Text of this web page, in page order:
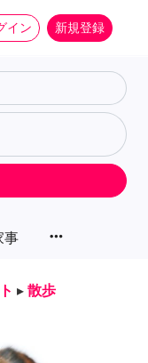
イン 新規登録
事 more_horiz
▸ 散歩